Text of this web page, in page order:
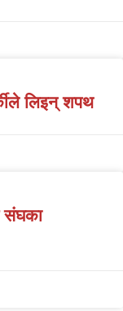
लिइन् शपथ
संघका